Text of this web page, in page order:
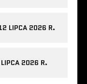
LIPCA 2026 R.
2026 R.